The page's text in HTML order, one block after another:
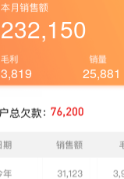
236,315
3,888 26,345